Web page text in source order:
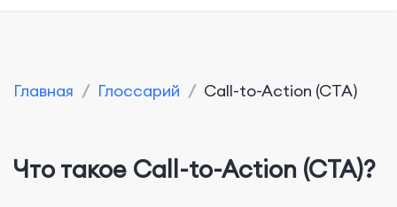
Главная / Глоссарий / Call-to-Action (CTA)
Что такое Call-to-Action (CTA)?